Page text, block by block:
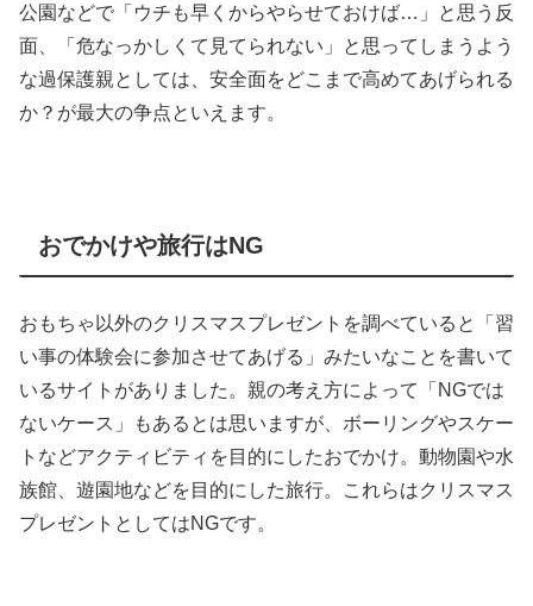
公園などで「ウチも早くからやらせておけば…」と思う反
面、「危なっかしくて見てられない」と思ってしまうよう
な過保護親としては、安全面をどこまで高めてあげられる
か？が最大の争点といえます。
おでかけや旅行はNG
おもちゃ以外のクリスマスプレゼントを調べていると「習
い事の体験会に参加させてあげる」みたいなことを書いて
いるサイトがありました。親の考え方によって「NGでは
ないケース」もあるとは思いますが、ボーリングやスケー
トなどアクティビティを目的にしたおでかけ。動物園や水
族館、遊園地などを目的にした旅行。これらはクリスマス
プレゼントとしてはNGです。